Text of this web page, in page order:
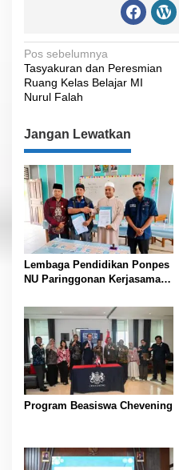
N
a
v
i
g
a
s
i
p
o
s
Pos sebelumnya
Tasyakuran dan Peresmian
Ruang Kelas Belajar MI
Nurul Falah
Jangan Lewatkan
Lembaga Pendidikan Ponpes
NU Paringgonan Kerjasama
Narkoba Gemilang Sakti
Program Beasiswa Chevening